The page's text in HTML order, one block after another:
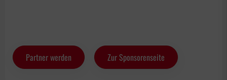
Partner werden Zur Sponsorenseite